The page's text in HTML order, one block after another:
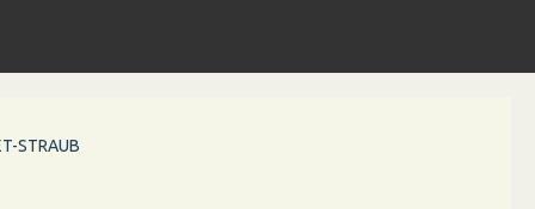
STRAUB